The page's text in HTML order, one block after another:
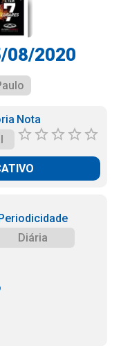
08/2020
Nota
Diária